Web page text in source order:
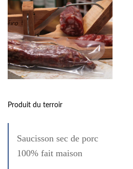
Produit du terroir
Saucisson sec de porc
100% fait maison